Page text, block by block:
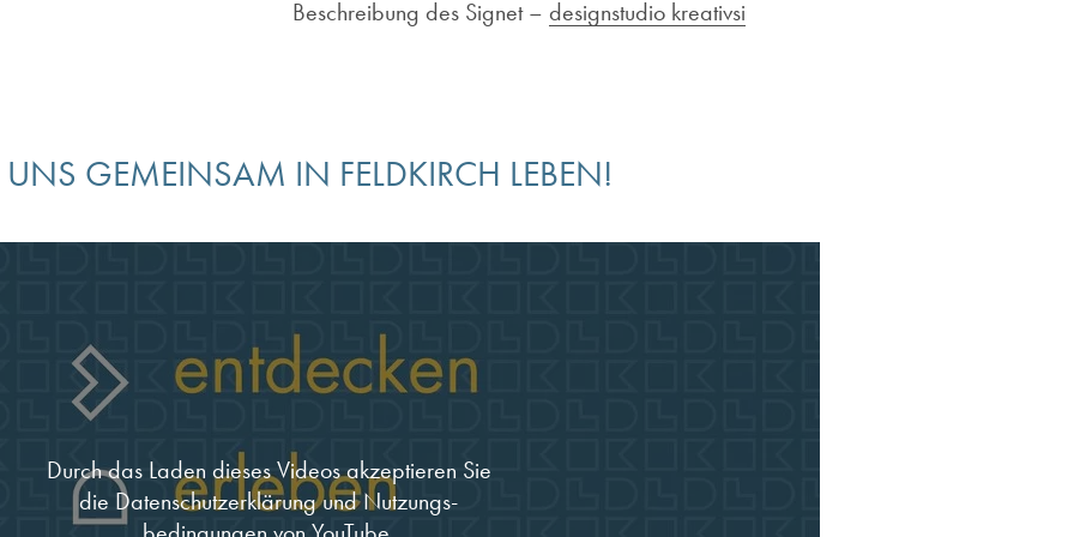
Beschreibung des Signet – designstudio kreativsi
UNS GEMEINSAM IN FELDKIRCH LEBEN!
Durch das Laden dieses Videos akzeptieren Sie
die Datenschutz­erklärung und Nutzungs­